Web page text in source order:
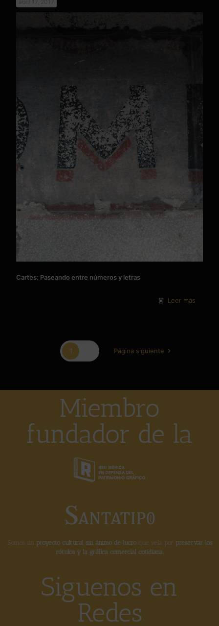
abril 17, 2017
Cartes: Paseando entre números y letras
Leer más
1 Página siguiente
Miembro
fundador de la
Somos un proyecto cultural sin ánimo de lucroque vela por preservar los
rótulos y la gráfica comercial cotidiana.
Siguenos en
Redes